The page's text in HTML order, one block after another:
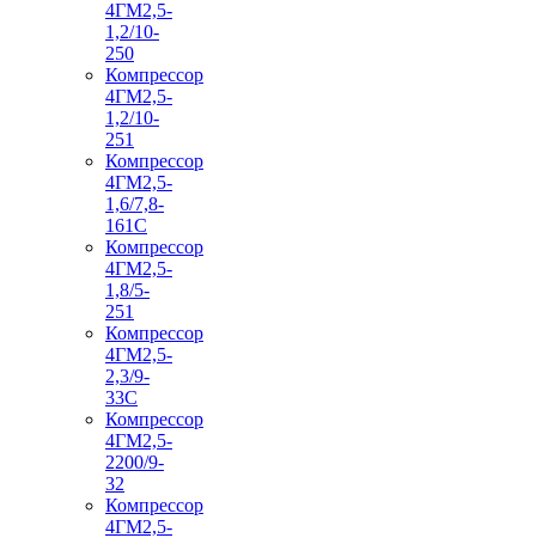
4ГМ2,5-
1,2/10-
250
Компрессор
4ГМ2,5-
1,2/10-
251
Компрессор
4ГМ2,5-
1,6/7,8-
161С
Компрессор
4ГМ2,5-
1,8/5-
251
Компрессор
4ГМ2,5-
2,3/9-
33С
Компрессор
4ГМ2,5-
2200/9-
32
Компрессор
4ГМ2,5-